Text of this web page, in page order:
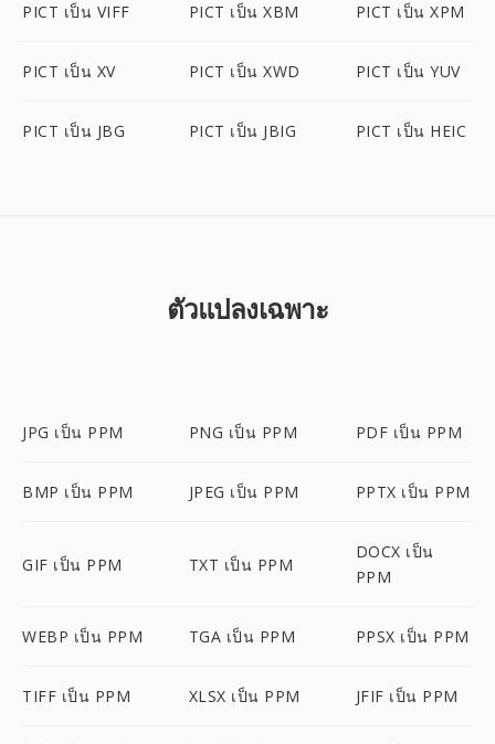
PICT เป็น VIFF PICT เป็น XBM PICT เป็น XPM
PICT เป็น XV PICT เป็น XWD PICT เป็น YUV
PICT เป็น JBG PICT เป็น JBIG PICT เป็น HEIC
ตัวแปลงเฉพาะ
JPG เป็น PPM PNG เป็น PPM PDF เป็น PPM
BMP เป็น PPM JPEG เป็น PPM PPTX เป็น PPM
GIF เป็น PPM TXT เป็น PPM
DOCX เป็น
PPM
WEBP เป็น PPM TGA เป็น PPM PPSX เป็น PPM
TIFF เป็น PPM XLSX เป็น PPM JFIF เป็น PPM